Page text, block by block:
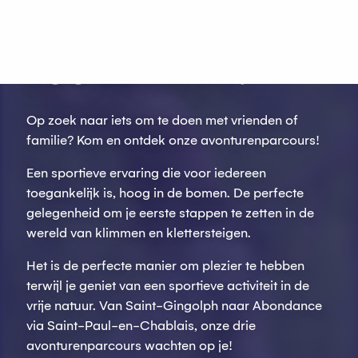
ZOU KLIMMEN?
Op zoek naar iets om te doen met vrienden of
familie? Kom en ontdek onze avonturenparcours!
Een sportieve ervaring die voor iedereen
toegankelijk is, hoog in de bomen. De perfecte
gelegenheid om je eerste stappen te zetten in de
wereld van klimmen en klettersteigen.
Het is de perfecte manier om plezier te hebben
terwijl je geniet van een sportieve activiteit in de
vrije natuur. Van Saint-Gingolph naar Abondance
via Saint-Paul-en-Chablais, onze drie
avonturenparcours wachten op je!